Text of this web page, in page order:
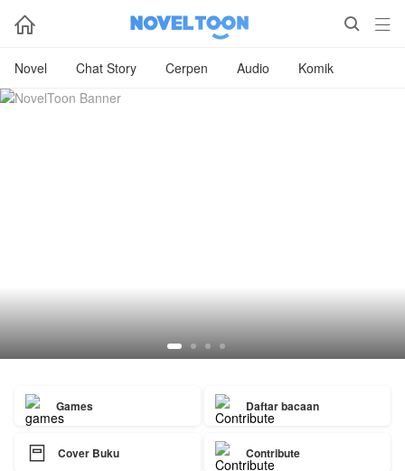
  
Novel Chat Story Cerpen Audio Komik
Games Daftar bacaan
 Cover Buku Contribute